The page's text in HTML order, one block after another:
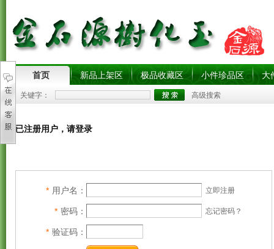
首页 新品上架区 极品收藏区 小件珍品区 大
关键字： 高级搜索
已注册用户，请登录
* 用户名： 立即注册
* 密码： 忘记密码？
* 验证码：